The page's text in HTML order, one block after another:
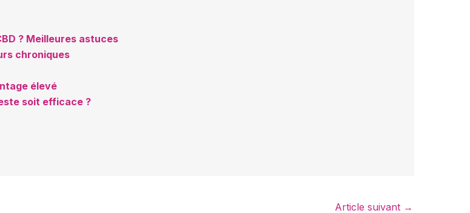
? Meilleures astuces
chroniques
élevé
soit efficace ?
Article suivant →